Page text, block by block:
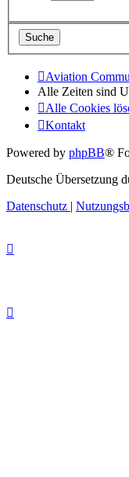
Aviation
Alle Zeiten sind
Alle Cookies
Kontakt
Powered by phpBB®
Deutsche Übersetzung
Datenschutz |